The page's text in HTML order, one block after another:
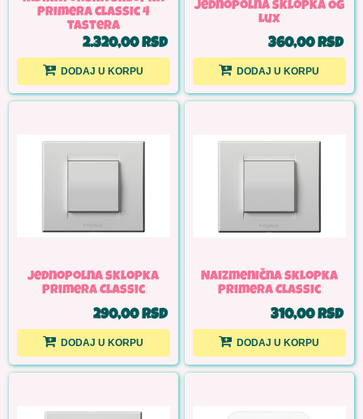
Primera Classic 4
tastera
2.320,00 RSD
DODAJ U KORPU
Jednopolna sklopka OG
Lux
360,00 RSD
DODAJ U KORPU
Jednopolna sklopka
Primera Classic
290,00 RSD
DODAJ U KORPU
Naizmenična sklopka
Primera Classic
310,00 RSD
DODAJ U KORPU